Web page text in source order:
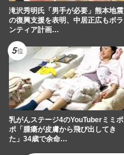
滝沢秀明氏「男手が必要」熊本地震
の復興支援を表明、中居正広もボラ
ンティア計画…
乳がんステージ4のYouTuberミミポ
ポ「腫瘍が皮膚から飛び出してき
た」34歳で余命…